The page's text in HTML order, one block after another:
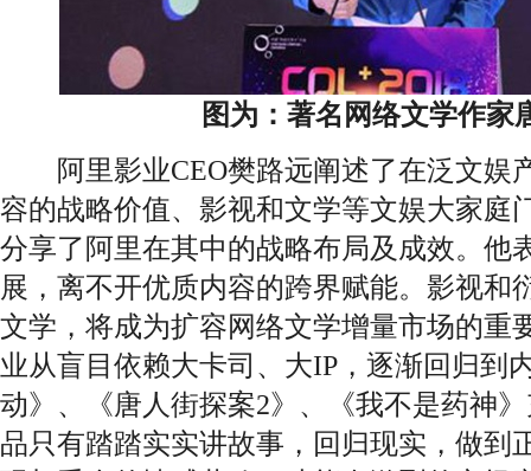
图为：著名网络文学作家
阿里影业CEO樊路远阐述了在泛文娱
容的战略价值、影视和文学等文娱大家庭
分享了阿里在其中的战略布局及成效。他
展，离不开优质内容的跨界赋能。影视和
文学，将成为扩容网络文学增量市场的重
业从盲目依赖大卡司、大IP，逐渐回归到
动》、《唐人街探案2》、《我不是药神
品只有踏踏实实讲故事，回归现实，做到